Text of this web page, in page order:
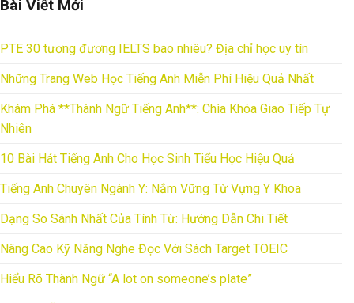
Bài Viết Mới
PTE 30 tương đương IELTS bao nhiêu? Địa chỉ học uy tín
Những Trang Web Học Tiếng Anh Miễn Phí Hiệu Quả Nhất
Khám Phá **Thành Ngữ Tiếng Anh**: Chìa Khóa Giao Tiếp Tự
Nhiên
10 Bài Hát Tiếng Anh Cho Học Sinh Tiểu Học Hiệu Quả
Tiếng Anh Chuyên Ngành Y: Nắm Vững Từ Vựng Y Khoa
Dạng So Sánh Nhất Của Tính Từ: Hướng Dẫn Chi Tiết
Nâng Cao Kỹ Năng Nghe Đọc Với Sách Target TOEIC
Hiểu Rõ Thành Ngữ “A lot on someone’s plate”